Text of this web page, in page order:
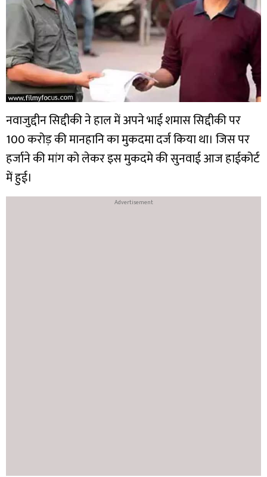
नवाजुद्दीन सिद्दीकी ने हाल में अपने भाई शमास सिद्दीकी पर
100 करोड़ की मानहानि का मुकदमा दर्ज किया था। जिस पर
हर्जाने की मांग को लेकर इस मुकदमे की सुनवाई आज हाईकोर्ट
में हुई।